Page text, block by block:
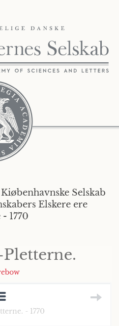
Selskab
Elskere ere
1770
- 1770